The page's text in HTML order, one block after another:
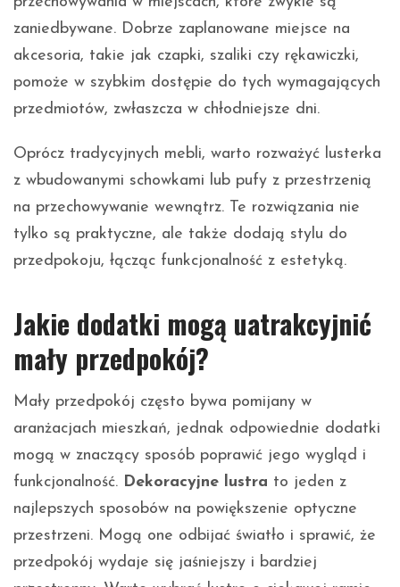
zaniedbywane. Dobrze zaplanowane miejsce na
akcesoria, takie jak czapki, szaliki czy rękawiczki,
pomoże w szybkim dostępie do tych wymagających
przedmiotów, zwłaszcza w chłodniejsze dni.
Oprócz tradycyjnych mebli, warto rozważyć lusterka
z wbudowanymi schowkami lub pufy z przestrzenią
na przechowywanie wewnątrz. Te rozwiązania nie
tylko są praktyczne, ale także dodają stylu do
przedpokoju, łącząc funkcjonalność z estetyką.
Jakie dodatki mogą uatrakcyjnić
mały przedpokój?
Mały przedpokój często bywa pomijany w
aranżacjach mieszkań, jednak odpowiednie dodatki
mogą w znaczący sposób poprawić jego wygląd i
funkcjonalność. Dekoracyjne lustra to jeden z
najlepszych sposobów na powiększenie optyczne
przestrzeni. Mogą one odbijać światło i sprawić, że
przedpokój wydaje się jaśniejszy i bardziej